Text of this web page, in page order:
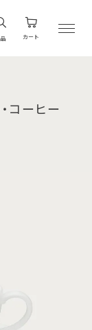
カート
コーヒー